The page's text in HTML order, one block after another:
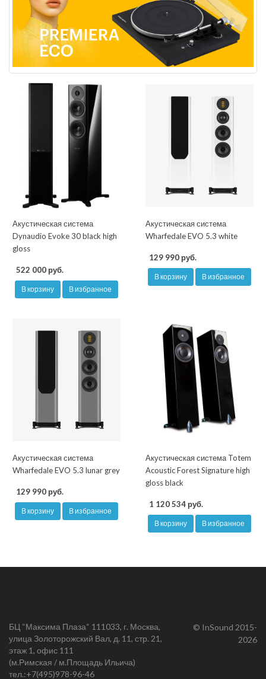
Акустическая система
Dynaudio Evoke 30 black high
gloss
522 000 руб.
В корзину В избранное
Акустическая система
Wharfedale EVO 5.3 white
129 990 руб.
В корзину В избранное
Акустическая система
Wharfedale EVO 5.3 lunar grey
129 990 руб.
В корзину В избранное
Акустическая система Totem
Acoustic Forest Signature high
gloss black
1 120 534 руб.
В корзину В избранное
БЦ “Максима Плаза“ 111033, г. Москва,
улица Золоторожский Вал, д. 11, стр. 21,
этаж 1, офис 111
(м.Римская / м.Площадь Ильича)
тел.:+7(495)978-96-46
© InSound 2015-
2026